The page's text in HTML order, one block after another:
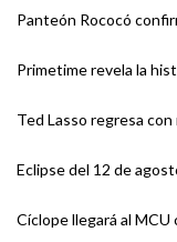
Panteón Rococó
Primetime revela la
Ted Lasso regresa
Eclipse del 12 de
Cíclope llegará al